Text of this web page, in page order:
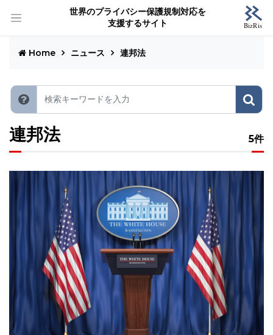
世界のプライバシー保護規制対応を
支援するサイト
Home ニュース 連邦法
連邦法 5件